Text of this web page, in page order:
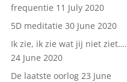
frequentie 11 July 2020
5D meditatie 30 June 2020
Ik zie, ik zie wat jij niet ziet….
24 June 2020
De laatste oorlog 23 June